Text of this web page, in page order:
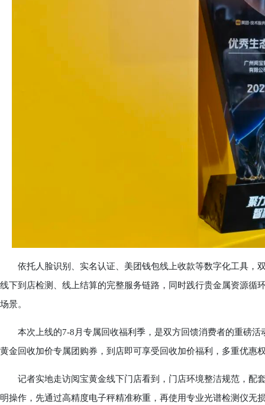
依托人脸识别、实名认证、美团钱包线上收款等数字化工具，
线下到店检测、线上结算的完整服务链路，同时践行贵金属资源循
场景。
本次上线的7-8月专属回收福利季，是双方回馈消费者的重磅活
黄金回收加价专属团购券，到店即可享受回收加价福利，多重优惠
记者实地走访阅宝黄金线下门店看到，门店环境整洁规范，配
明操作，先通过高精度电子秤精准称重，再使用专业光谱检测仪无